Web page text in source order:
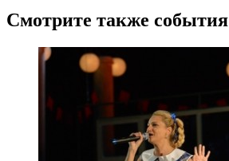
Смотрите также события